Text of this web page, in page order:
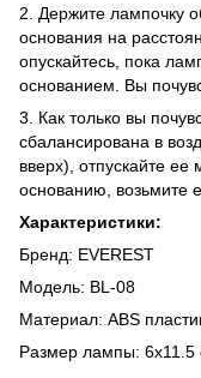
2. Держите лампочку
основания на
опускайтесь, пока
основанием. Вы
3. Как только вы
сбалансирована в
вверх), отпускайте
основанию, возьмите
Характеристики:
Бренд: EVEREST
Модель: BL-08
Материал: ABS
Размер лампы: 6х11.5